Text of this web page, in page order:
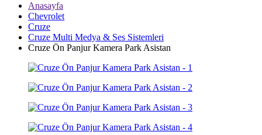
Anasayfa
Chevrolet
Cruze
Cruze Multi Medya & Ses Sistemleri
Cruze Ön Panjur Kamera Park Asistan